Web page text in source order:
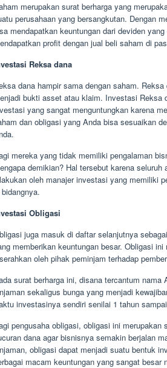
merupakan surat berharga yang
perusahaan yang bersangkutan. Dengan
mendapatkan keuntungan dari deviden
profit dengan jual beli saham di
Reksa dana
dana hampir sama dengan saham.
bukti asset atau klaim. Investasi Reksa
yang sangat menguntungkan karena
dan obligasi yang Anda bisa sesuaikan
mereka yang tidak memiliki pengalaman
demikian? Hal tersebut karena
oleh manajer investasi yang memiliki
Obligasi
juga masuk di daftar selanjutnya
memberikan keuntungan besar. Obligasi
oleh pihak peminjam terhadap
surat berharga ini, disana tercantum nama
sekaligus bunga yang menjadi
investasinya sendiri senilai 1 tahun
pengusaha obligasi, obligasi ini
dana agar bisnisnya semakin berjalan
obligasi dapat menjadi suatu bentuk
macam keuntungan yang sangat besar